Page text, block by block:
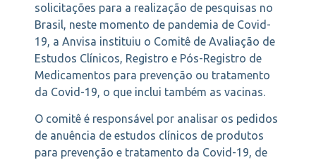
solicitações para a realização de pesquisas no
Brasil, neste momento de pandemia de Covid-
19, a Anvisa instituiu o Comitê de Avaliação de
Estudos Clínicos, Registro e Pós-Registro de
Medicamentos para prevenção ou tratamento
da Covid-19, o que inclui também as vacinas.
O comitê é responsável por analisar os pedidos
de anuência de estudos clínicos de produtos
para prevenção e tratamento da Covid-19, de